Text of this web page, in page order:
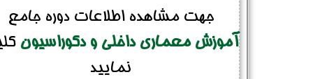
جهت مشاهده اطلاعات دوره جامع
آموزش معماری داخلی و دکوراسیون
نمایید